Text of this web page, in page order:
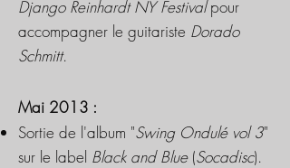
Django Reinhardt NY Festivalpour
accompagner le guitariste Dorado
Schmitt.
Mai 2013 :
Sortie de l'album "Swing Ondulé vol 3"
sur le label Black and Blue(Socadisc).